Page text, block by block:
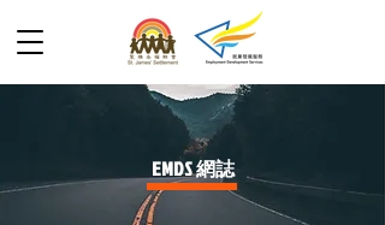
​EMDS 網誌